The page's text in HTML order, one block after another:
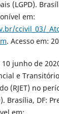
(LGPD).
em:
ccivil_03/
. Acesso em:
10 junho de
e
(RJET) no
Brasília, DF:
em: